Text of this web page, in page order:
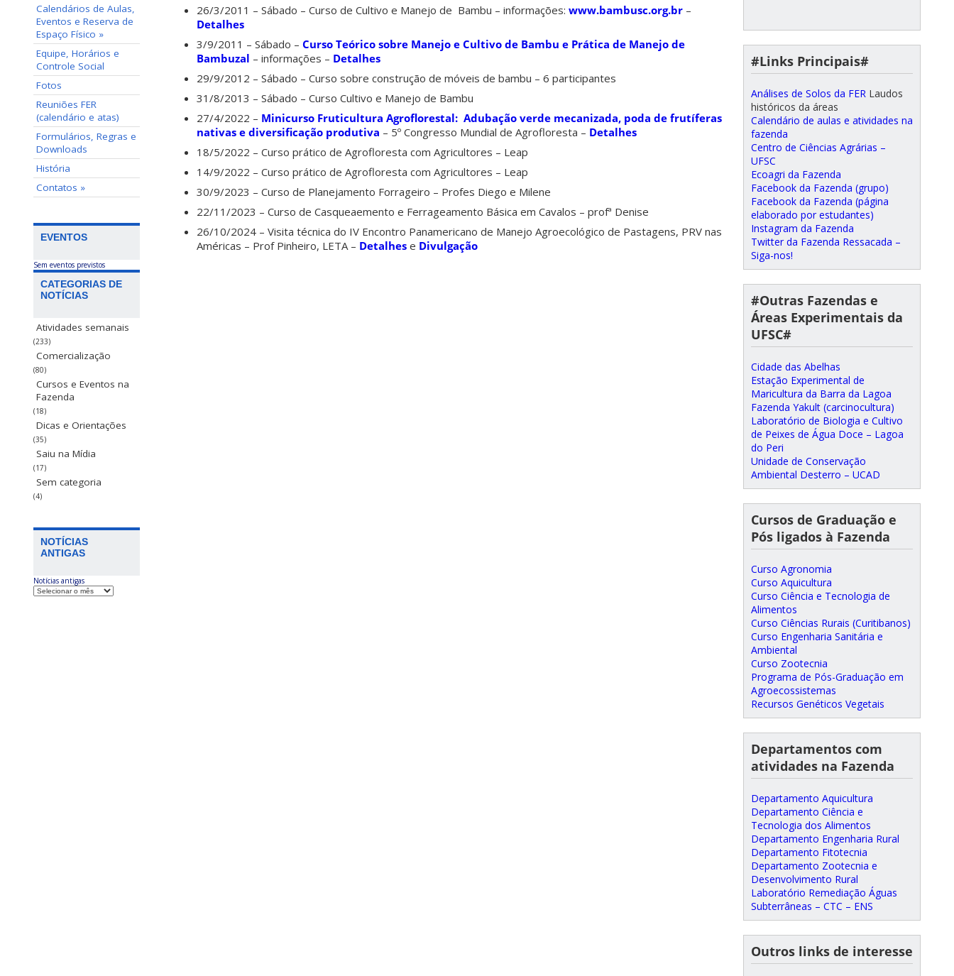
Calendários de Aulas,
Eventos e Reserva de
Espaço Físico »
Equipe, Horários e
Controle Social
Fotos
Reuniões FER
(calendário e atas)
Formulários, Regras e
Downloads
História
Contatos »
EVENTOS
Sem eventos previstos
CATEGORIAS DE
NOTÍCIAS
Atividades semanais
(233)
Comercialização
(80)
Cursos e Eventos na
Fazenda
(18)
Dicas e Orientações
(35)
Saiu na Mídia
(17)
Sem categoria
(4)
NOTÍCIAS
ANTIGAS
Notícias antigas
26/3/2011 – Sábado – Curso de Cultivo e Manejo de Bambu – informações: www.bambusc.org.br –
Detalhes
3/9/2011 – Sábado – Curso Teórico sobre Manejo e Cultivo de Bambu e Prática de Manejo de
Bambuzal – informações – Detalhes
29/9/2012 – Sábado – Curso sobre construção de móveis de bambu – 6 participantes
31/8/2013 – Sábado – Curso Cultivo e Manejo de Bambu
27/4/2022 – Minicurso Fruticultura Agroflorestal: Adubação verde mecanizada, poda de frutíferas
nativas e diversificação produtiva – 5º Congresso Mundial de Agrofloresta – Detalhes
18/5/2022 – Curso prático de Agrofloresta com Agricultores – Leap
14/9/2022 – Curso prático de Agrofloresta com Agricultores – Leap
30/9/2023 – Curso de Planejamento Forrageiro – Profes Diego e Milene
22/11/2023 – Curso de Casqueaemento e Ferrageamento Básica em Cavalos – profª Denise
26/10/2024 – Visita técnica do IV Encontro Panamericano de Manejo Agroecológico de Pastagens, PRV nas
Américas – Prof Pinheiro, LETA – Detalhes e Divulgação
#Links Principais#
Análises de Solos da FER Laudos
históricos da áreas
Calendário de aulas e atividades na
fazenda
Centro de Ciências Agrárias –
UFSC
Ecoagri da Fazenda
Facebook da Fazenda (grupo)
Facebook da Fazenda (página
elaborado por estudantes)
Instagram da Fazenda
Twitter da Fazenda Ressacada –
Siga-nos!
#Outras Fazendas e
Áreas Experimentais da
UFSC#
Cidade das Abelhas
Estação Experimental de
Maricultura da Barra da Lagoa
Fazenda Yakult (carcinocultura)
Laboratório de Biologia e Cultivo
de Peixes de Água Doce – Lagoa
do Peri
Unidade de Conservação
Ambiental Desterro – UCAD
Cursos de Graduação e
Pós ligados à Fazenda
Curso Agronomia
Curso Aquicultura
Curso Ciência e Tecnologia de
Alimentos
Curso Ciências Rurais (Curitibanos)
Curso Engenharia Sanitária e
Ambiental
Curso Zootecnia
Programa de Pós-Graduação em
Agroecossistemas
Recursos Genéticos Vegetais
Departamentos com
atividades na Fazenda
Departamento Aquicultura
Departamento Ciência e
Tecnologia dos Alimentos
Departamento Engenharia Rural
Departamento Fitotecnia
Departamento Zootecnia e
Desenvolvimento Rural
Laboratório Remediação Águas
Subterrâneas – CTC – ENS
Outros links de interesse